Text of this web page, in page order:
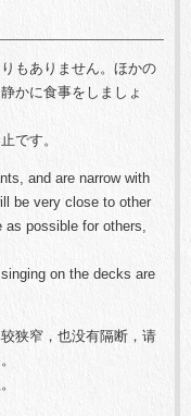
もありません。ほかの
かに食事をしましょ
です。
and are narrow with
be very close to other
possible for others,
on the decks are
狭窄，也没有隔断，请